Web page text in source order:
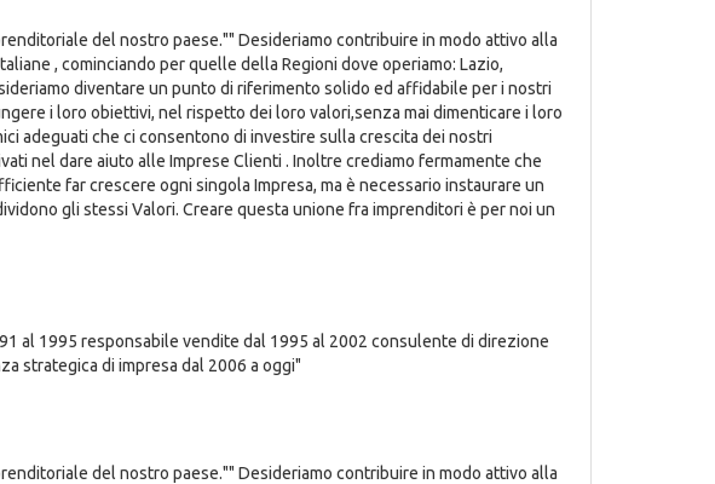
del nostro paese."" Desideriamo contribuire in modo attivo alla
, cominciando per quelle della Regioni dove operiamo: Lazio,
diventare un punto di riferimento solido ed affidabile per i nostri
i loro obiettivi, nel rispetto dei loro valori,senza mai dimenticare i loro
adeguati che ci consentono di investire sulla crescita dei nostri
nel dare aiuto alle Imprese Clienti . Inoltre crediamo fermamente che
far crescere ogni singola Impresa, ma è necessario instaurare un
gli stessi Valori. Creare questa unione fra imprenditori è per noi un
al 1995 responsabile vendite dal 1995 al 2002 consulente di direzione
strategica di impresa dal 2006 a oggi"
del nostro paese."" Desideriamo contribuire in modo attivo alla